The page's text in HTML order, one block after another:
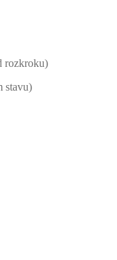
rozkroku)
stavu)